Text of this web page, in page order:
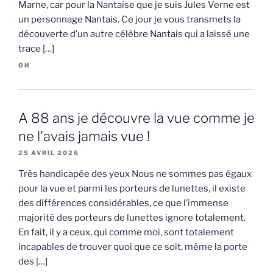
Marne, car pour la Nantaise que je suis Jules Verne est
un personnage Nantais. Ce jour je vous transmets la
découverte d’un autre célèbre Nantais qui a laissé une
trace […]
OH
A 88 ans je découvre la vue comme je
ne l’avais jamais vue !
25 AVRIL 2026
Très handicapée des yeux Nous ne sommes pas égaux
pour la vue et parmi les porteurs de lunettes, il existe
des différences considérables, ce que l’immense
majorité des porteurs de lunettes ignore totalement.
En fait, il y a ceux, qui comme moi, sont totalement
incapables de trouver quoi que ce soit, même la porte
des […]